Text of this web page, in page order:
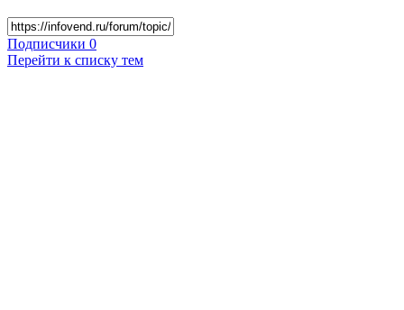
Подписчики 0
Перейти к списку тем